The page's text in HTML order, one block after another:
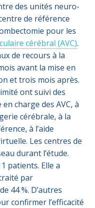
des unités neuro-
de référence
pour les
cérébral (AVC).
de recours à la
avant la mise en
et trois mois après.
ont suivi des
charge des AVC, à
cérébrale, à la
à l’aide
Les centres de
durant l’étude.
patients. Elle a
par
44 %. D’autres
confirmer l’efficacité